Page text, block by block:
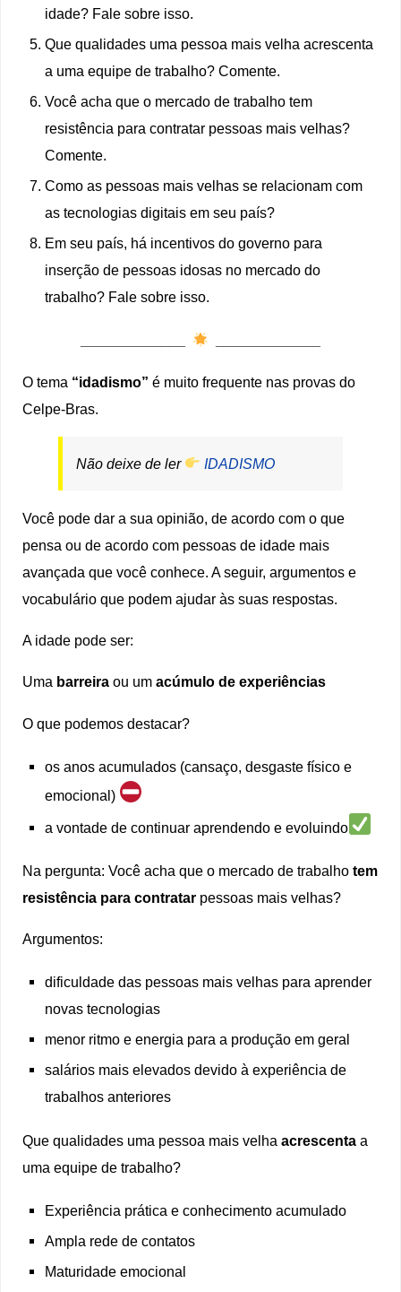
idade? Fale sobre isso.
Que qualidades uma pessoa mais velha acrescenta
a uma equipe de trabalho? Comente.
Você acha que o mercado de trabalho tem
resistência para contratar pessoas mais velhas?
Comente.
Como as pessoas mais velhas se relacionam com
as tecnologias digitais em seu país?
Em seu país, há incentivos do governo para
inserção de pessoas idosas no mercado do
trabalho? Fale sobre isso.
O tema “idadismo” é muito frequente nas provas do
Celpe-Bras.
Não deixe de ler IDADISMO
Você pode dar a sua opinião, de acordo com o que
pensa ou de acordo com pessoas de idade mais
avançada que você conhece. A seguir, argumentos e
vocabulário que podem ajudar às suas respostas.
A idade pode ser:
Uma barreira ou umacúmulo de experiências
O que podemos destacar?
os anos acumulados (cansaço, desgaste físico e
emocional)
a vontade de continuar aprendendo e evoluindo
Na pergunta: Você acha que o mercado de trabalhotem
resistência para contratar pessoas mais velhas?
Argumentos:
dificuldade das pessoas mais velhas para aprender
novas tecnologias
menor ritmo e energia para a produção em geral
salários mais elevados devido à experiência de
trabalhos anteriores
Que qualidades uma pessoa mais velhaacrescenta a
uma equipe de trabalho?
Experiência prática e conhecimento acumulado
Ampla rede de contatos
Maturidade emocional